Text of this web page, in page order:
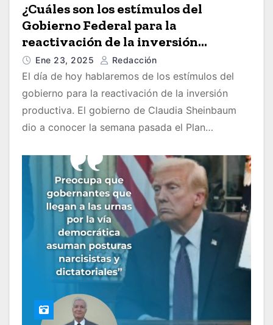
¿Cuáles son los estímulos del
Gobierno Federal para la
reactivación de la inversión
productiva? Nuestra experta en
economía, Nora Ampudia, nos los
dice
Ene 23, 2025 Redacción
El día de hoy hablaremos de los estímulos del
gobierno para la reactivación de la inversión
productiva. El gobierno de Claudia Sheinbaum
dio a conocer la semana pasada el Plan…